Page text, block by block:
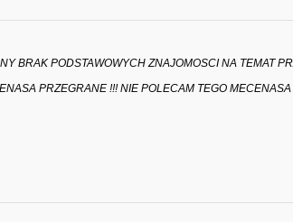
BRAK PODSTAWOWYCH ZNAJOMOSCI NA TEMAT
PRZEGRANE !!! NIE POLECAM TEGO MECENASA